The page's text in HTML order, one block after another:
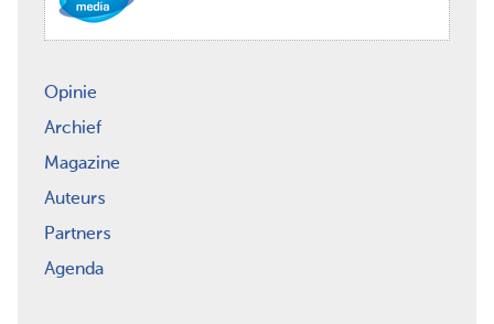
Opinie
Archief
Magazine
Auteurs
Partners
Agenda